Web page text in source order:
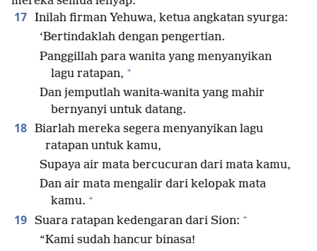
17 Inilah firman Yehuwa, ketua angkatan syurga:
‘Bertindaklah dengan pengertian.
Panggillah para wanita yang menyanyikan
lagu ratapan, +
Dan jemputlah wanita-wanita yang mahir
bernyanyi untuk datang.
18 Biarlah mereka segera menyanyikan lagu
ratapan untuk kamu,
Supaya air mata bercucuran dari mata kamu,
Dan air mata mengalir dari kelopak mata
kamu. +
19 Suara ratapan kedengaran dari Sion: +
“Kami sudah hancur binasa!